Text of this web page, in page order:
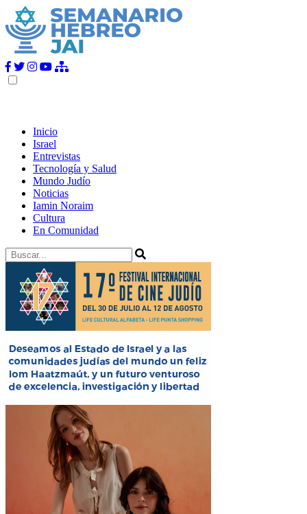
Inicio
Israel
Entrevistas
Tecnología y Salud
Mundo Judío
Noticias
Iamin Noraim
Cultura
En Comunidad